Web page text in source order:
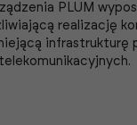
PLUM
realizację
infrastrukturę